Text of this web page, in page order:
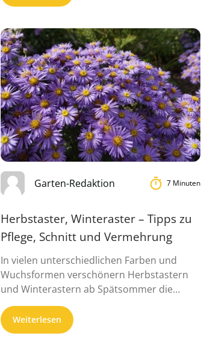
Garten-Redaktion 7 Minuten
Herbstaster, Winteraster – Tipps zu
Pflege, Schnitt und Vermehrung
In vielen unterschiedlichen Farben und
Wuchsformen verschönern Herbstastern
und Winterastern ab Spätsommer die
Gartenbeete. Sie sind regelrechte
Massenblü...
Weiterlesen